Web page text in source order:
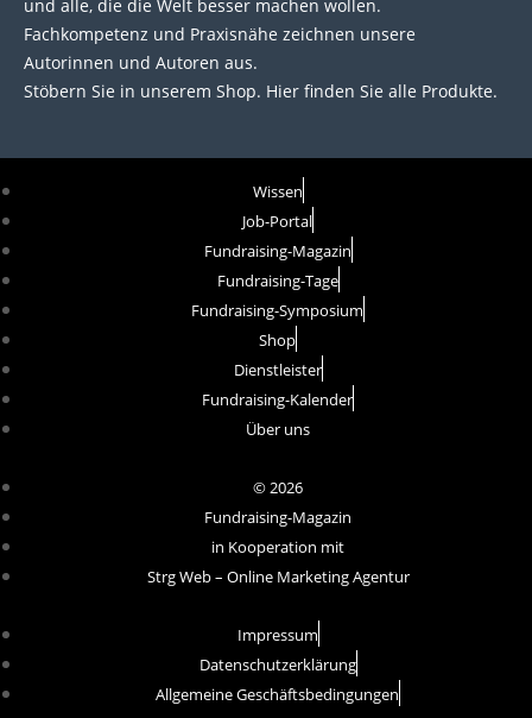
und alle, die die Welt besser machen wollen.
Fachkompetenz und Praxisnähe zeichnen unsere
Autorinnen und Autoren aus.
Stöbern Sie in unserem Shop. Hier finden Sie alle Produkte.
Wissen
Job-Portal
Fundraising-Magazin
Fundraising-Tage
Fundraising-Symposium
Shop
Dienstleister
Fundraising-Kalender
Über uns
© 2026
Fundraising-Magazin
in Kooperation mit
Strg Web – Online Marketing Agentur
Impressum
Datenschutzerklärung
Allgemeine Geschäftsbedingungen